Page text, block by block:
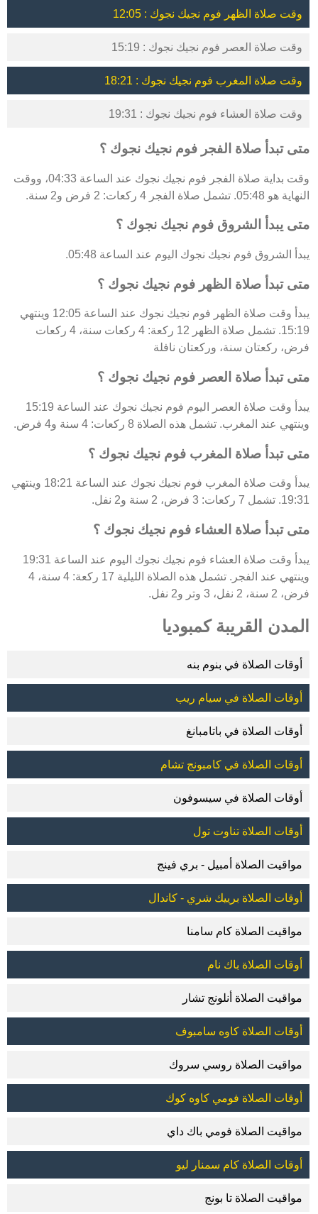
وقت صلاة الظهر فوم نجيك نجوك : 12:05
وقت صلاة العصر فوم نجيك نجوك : 15:19
وقت صلاة المغرب فوم نجيك نجوك : 18:21
وقت صلاة العشاء فوم نجيك نجوك : 19:31
متى تبدأ صلاة الفجر فوم نجيك نجوك ؟
وقت بداية صلاة الفجر فوم نجيك نجوك عند الساعة 04:33، ووقت
النهاية هو 05:48. تشمل صلاة الفجر 4 ركعات: 2 فرض و2 سنة.
متى يبدأ الشروق فوم نجيك نجوك ؟
يبدأ الشروق فوم نجيك نجوك اليوم عند الساعة 05:48.
متى تبدأ صلاة الظهر فوم نجيك نجوك ؟
يبدأ وقت صلاة الظهر فوم نجيك نجوك عند الساعة 12:05 وينتهي
15:19. تشمل صلاة الظهر 12 ركعة: 4 ركعات سنة، 4 ركعات
فرض، ركعتان سنة، وركعتان نافلة
متى تبدأ صلاة العصر فوم نجيك نجوك ؟
يبدأ وقت صلاة العصر اليوم فوم نجيك نجوك عند الساعة 15:19
وينتهي عند المغرب. تشمل هذه الصلاة 8 ركعات: 4 سنة و4 فرض.
متى تبدأ صلاة المغرب فوم نجيك نجوك ؟
يبدأ وقت صلاة المغرب فوم نجيك نجوك عند الساعة 18:21 وينتهي
19:31. تشمل 7 ركعات: 3 فرض، 2 سنة و2 نفل.
متى تبدأ صلاة العشاء فوم نجيك نجوك ؟
يبدأ وقت صلاة العشاء فوم نجيك نجوك اليوم عند الساعة 19:31
وينتهي عند الفجر. تشمل هذه الصلاة الليلية 17 ركعة: 4 سنة، 4
فرض، 2 سنة، 2 نفل، 3 وتر و2 نفل.
المدن القريبة كمبوديا
أوقات الصلاة في بنوم بنه
أوقات الصلاة في سيام ريب
أوقات الصلاة في باتامبانغ
أوقات الصلاة في كامبونج تشام
أوقات الصلاة في سيسوفون
أوقات الصلاة تناوت تول
مواقيت الصلاة أمبيل - بري فينج
أوقات الصلاة برييك شري - كاندال
مواقيت الصلاة كام سامنا
أوقات الصلاة باك نام
مواقيت الصلاة أنلونج تشار
أوقات الصلاة كاوه سامبوف
مواقيت الصلاة روسي سروك
أوقات الصلاة فومي كاوه كوك
مواقيت الصلاة فومي باك داي
أوقات الصلاة كام سمنار ليو
مواقيت الصلاة تا بونج